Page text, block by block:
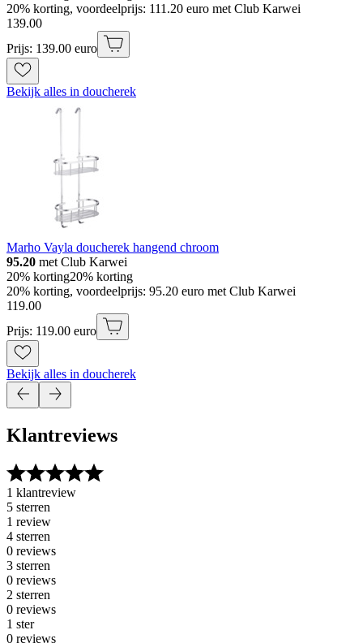
20% korting, voordeelprijs: 111.20 euro met Club Karwei
139.00
Prijs: 139.00 euro
Bekijk alles in doucherek
Marho Vayla doucherek hangend chroom
95.20 met Club Karwei
20% korting20% korting
20% korting, voordeelprijs: 95.20 euro met Club Karwei
119.00
Prijs: 119.00 euro
Bekijk alles in doucherek
Klantreviews
1 klantreview
5 sterren
1 review
4 sterren
0 reviews
3 sterren
0 reviews
2 sterren
0 reviews
1 ster
0 reviews